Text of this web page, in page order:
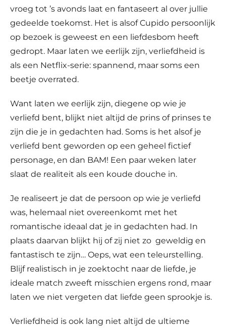
vroeg tot ’s avonds laat en fantaseert al over jullie
gedeelde toekomst. Het is alsof Cupido persoonlijk
op bezoek is geweest en een liefdesbom heeft
gedropt. Maar laten we eerlijk zijn, verliefdheid is
als een Netflix-serie: spannend, maar soms een
beetje overrated.
Want laten we eerlijk zijn, diegene op wie je
verliefd bent, blijkt niet altijd de prins of prinses te
zijn die je in gedachten had. Soms is het alsof je
verliefd bent geworden op een geheel fictief
personage, en dan BAM! Een paar weken later
slaat de realiteit als een koude douche in.
Je realiseert je dat de persoon op wie je verliefd
was, helemaal niet overeenkomt met het
romantische ideaal dat je in gedachten had. In
plaats daarvan blijkt hij of zij niet zo geweldig en
fantastisch te zijn… Oeps, wat een teleurstelling.
Blijf realistisch in je zoektocht naar de liefde, je
ideale match zweeft misschien ergens rond, maar
laten we niet vergeten dat liefde geen sprookje is.
Verliefdheid is ook lang niet altijd de ultieme